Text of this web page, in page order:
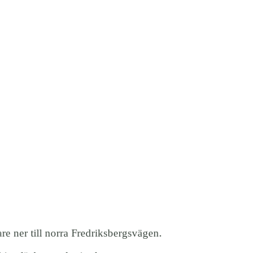
ner till norra Fredriksbergsvägen.